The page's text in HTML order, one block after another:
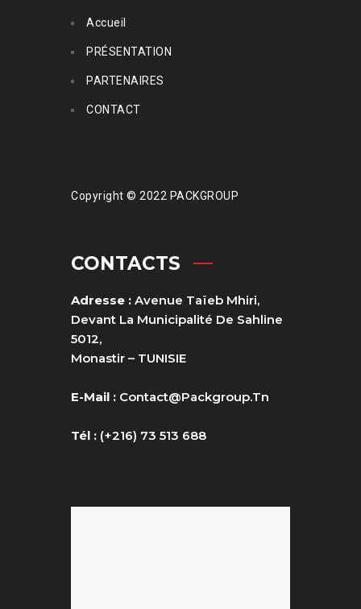
Accueil
PRÉSENTATION
PARTENAIRES
CONTACT
Copyright © 2022 PACKGROUP
CONTACTS
Adresse : Avenue Taïeb Mhiri,
Devant La Municipalité De Sahline
5012,
Monastir – TUNISIE
E-Mail : Contact@packgroup.tn
Tél : (+216) 73 513 688